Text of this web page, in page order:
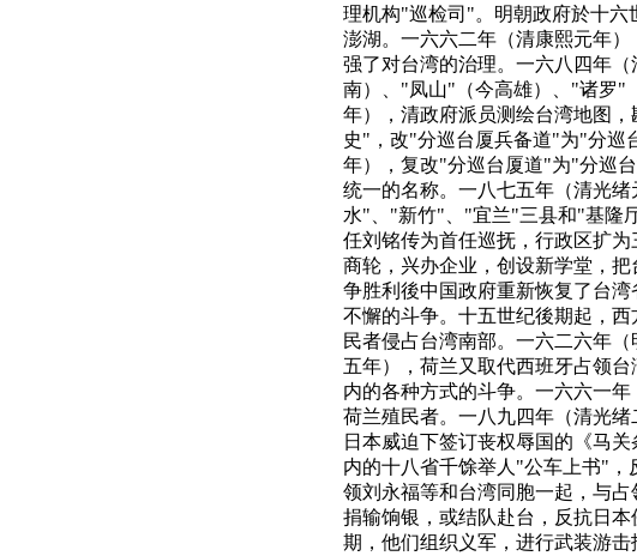
理机构"巡检司"。明朝政府於十
澎湖。一六六二年（清康熙元年
强了对台湾的治理。一六八四年
南）、"凤山"（今高雄）、"诸罗"
年），清政府派员测绘台湾地图
史"，改"分巡台厦兵备道"为"分巡
年），复改"分巡台厦道"为"分巡
统一的名称。一八七五年（清光
水"、"新竹"、"宜兰"三县和"基隆
任刘铭传为首任巡抚，行政区扩
商轮，兴办企业，创设新学堂，
争胜利後中国政府重新恢复了台
不懈的斗争。十五世纪後期起，
民者侵占台湾南部。一六二六年
五年），荷兰又取代西班牙占领
内的各种方式的斗争。一六六一
荷兰殖民者。一八九四年（清光
日本威迫下签订丧权辱国的《马
内的十八省千馀举人"公车上书"
领刘永福等和台湾同胞一起，与
捐输饷银，或结队赴台，反抗日
期，他们组织义军，进行武装游